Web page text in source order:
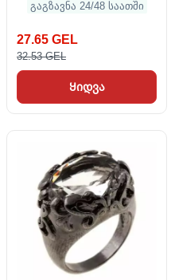
გაგზავნა 24/48 საათში
27.65 GEL
32.53 GEL
Ყიდვა